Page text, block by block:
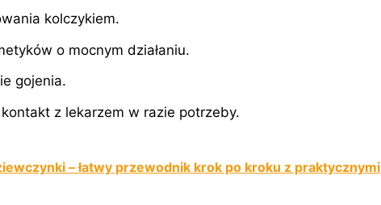
kolczykiem.
o mocnym działaniu.
gojenia.
z lekarzem w razie potrzeby.
– łatwy przewodnik krok po kroku z praktycznymi